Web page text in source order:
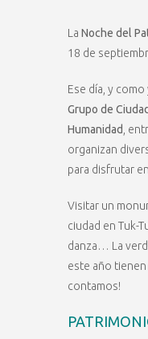
La Noche del
18 de
Ese día, y
Grupo de
Humanidad,
organizan
para disfrutar
Visitar un
ciudad en Tuk-
danza… La
este año tienen
contamos!